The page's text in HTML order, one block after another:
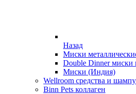
Назад
Миски
Double Dinner миски
Миски (Индия)
Wellroom средства и
Binn Pets коллаген